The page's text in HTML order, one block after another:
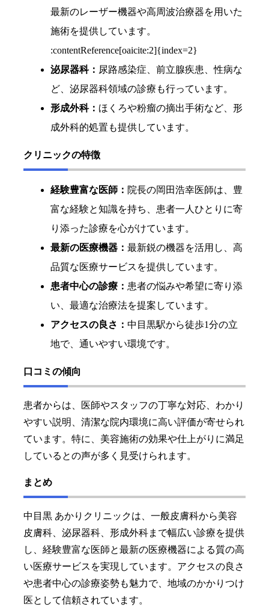
最新のレーザー機器や高周波治療器を用いた
施術を提供しています。
:contentReference[oaicite:2]{index=2}
泌尿器科： 尿路感染症、前立腺疾患、性病な
ど、泌尿器科領域の診療も行っています。
形成外科： ほくろや粉瘤の摘出手術など、形
成外科的処置も提供しています。
クリニックの特徴
経験豊富な医師： 院長の岡田浩幸医師は、豊
富な経験と知識を持ち、患者一人ひとりに寄
り添った診療を心がけています。
最新の医療機器： 最新鋭の機器を活用し、高
品質な医療サービスを提供しています。
患者中心の診療： 患者の悩みや希望に寄り添
い、最適な治療法を提案しています。
アクセスの良さ： 中目黒駅から徒歩1分の立
地で、通いやすい環境です。
口コミの傾向
患者からは、医師やスタッフの丁寧な対応、わかり
やすい説明、清潔な院内環境に高い評価が寄せられ
ています。特に、美容施術の効果や仕上がりに満足
しているとの声が多く見受けられます。
まとめ
中目黒 あかりクリニックは、一般皮膚科から美容
皮膚科、泌尿器科、形成外科まで幅広い診療を提供
し、経験豊富な医師と最新の医療機器による質の高
い医療サービスを実現しています。アクセスの良さ
や患者中心の診療姿勢も魅力で、地域のかかりつけ
医として信頼されています。